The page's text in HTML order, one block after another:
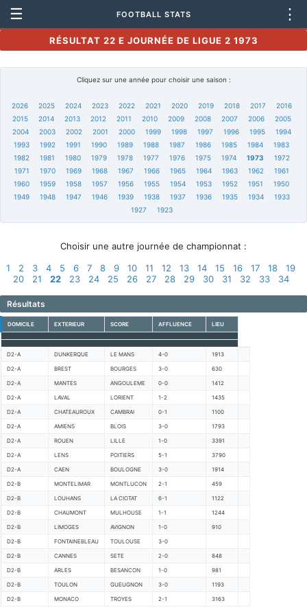
☰ FOOTBALL STATS ⋮
RÉSULTAT 22 E JOURNÉE DE LIGUE 2 1973
Cliquez sur une année pour choisir une saison :
2026 2025 2024 2023 2022 2021 2020 2019 2018 2017
2016
2015
2014 2013 2012 2011 2010 2009 2008 2007 2006
2005
2004
2003 2002 2001 2000 1999 1998 1997 1996 1995
1994
1993
1992 1991 1990 1989 1988 1987 1986 1985 1984
1983
1982
1981 1980 1979 1978 1977 1976 1975 1974 1973
1972
1971
1970 1969 1968 1967 1966 1965 1964 1963 1962
1961
1960
1959 1958 1957 1956 1955 1954 1953 1952 1951
1950
1949
1948 1947 1946 1939 1938 1937 1936 1935 1934
1933
1927
1923
Choisir une autre journée de championnat :
1
2 3 4 5 6 7 8 9 10 11 12 13 14 15 16 17 18
19
20
21 22 23 24 25 26 27 28 29 30 31 32 33 34
Résultats
DOMICILE EXTERIEUR SCORE AFFLUENCE LIEU
D2-A DUNKERQUE LE MANS 4-0 1913
D2-A BREST BOURGES 3-0 630
D2-A MANTES ANGOULEME 0-0 1412
D2-A LAVAL LORIENT 1-2 1435
D2-A CHATEAUROUX CAMBRAI 0-1 1100
D2-A AMIENS BLOIS 3-0 1793
D2-A ROUEN LILLE 1-0 3391
D2-A LENS POITIERS 5-1 3790
D2-A CAEN BOULOGNE 3-0 1914
D2-B MONTELIMAR MONTLUCON 2-1 459
D2-B LOUHANS LA CIOTAT 6-1 1122
D2-B CHAUMONT MULHOUSE 1-1 1244
D2-B LIMOGES AVIGNON 1-0 910
D2-B FONTAINEBLEAU TOULOUSE 3-0
D2-B CANNES SETE 2-0 848
D2-B ARLES BESANCON 1-0 981
D2-B TOULON GUEUGNON 3-0 1193
D2-B MONACO TROYES 2-1 3163